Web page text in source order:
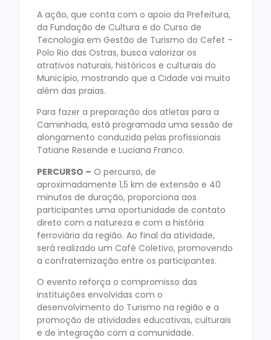
A ação, que conta com o apoio da Prefeitura,
da Fundação de Cultura e do Curso de
Tecnologia em Gestão de Turismo do Cefet –
Polo Rio das Ostras, busca valorizar os
atrativos naturais, históricos e culturais do
Município, mostrando que a Cidade vai muito
além das praias.
Para fazer a preparação dos atletas para a
Caminhada, está programada uma sessão de
alongamento conduzida pelas profissionais
Tatiane Resende e Luciana Franco.
PERCURSO – O percurso, de
aproximadamente 1,5 km de extensão e 40
minutos de duração, proporciona aos
participantes uma oportunidade de contato
direto com a natureza e com a história
ferroviária da região. Ao final da atividade,
será realizado um Café Coletivo, promovendo
a confraternização entre os participantes.
O evento reforça o compromisso das
instituições envolvidas com o
desenvolvimento do Turismo na região e a
promoção de atividades educativas, culturais
e de integração com a comunidade.